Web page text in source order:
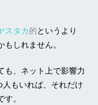
スタカ的というより
もしれません。
も、ネット上で影響力
もいれば、それだけ
す。